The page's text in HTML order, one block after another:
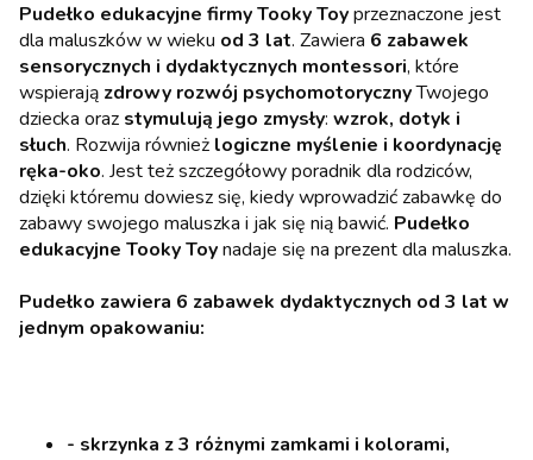
Pudełko edukacyjne firmy Tooky Toyprzeznaczone jest
dla maluszków w wieku od 3 lat. Zawiera 6 zabawek
sensorycznych i dydaktycznych montessori, które
wspierają zdrowy rozwój psychomotorycznyTwojego
dziecka oraz stymulują jego zmysły: wzrok, dotyk i
słuch. Rozwija również logiczne myślenie i koordynację
ręka-oko. Jest też szczegółowy poradnik dla rodziców,
dzięki któremu dowiesz się, kiedy wprowadzić zabawkę do
zabawy swojego maluszka i jak się nią bawić. Pudełko
edukacyjne Tooky Toynadaje się na prezent dla maluszka.
Pudełko zawiera 6 zabawek dydaktycznych od 3 lat w
jednym opakowaniu:
- skrzynka z 3 różnymi zamkami i kolorami,